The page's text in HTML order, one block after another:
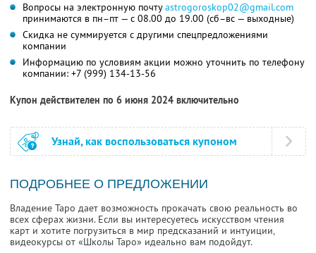
Вопросы на электронную почтуastrogoroskop02@gmail.com
принимаются в пн–пт — с 08.00 до 19.00 (сб–вс — выходные)
Скидка не суммируется с другими спецпредложениями
компании
Информацию по условиям акции можно уточнить по телефону
компании: +7 (999) 134-13-56
Купон действителен по 6 июня 2024 включительно
Узнай, как воспользоваться купоном
ПОДРОБНЕЕ О ПРЕДЛОЖЕНИИ
Владение Таро дает возможность прокачать свою реальность во
всех сферах жизни. Если вы интересуетесь искусством чтения
карт и хотите погрузиться в мир предсказаний и интуиции,
видеокурсы от «Школы Таро» идеально вам подойдут.